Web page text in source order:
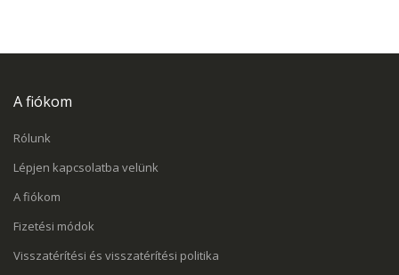
A fiókom
Rólunk
Lépjen kapcsolatba velünk
A fiókom
Fizetési módok
Visszatérítési és visszatérítési politika